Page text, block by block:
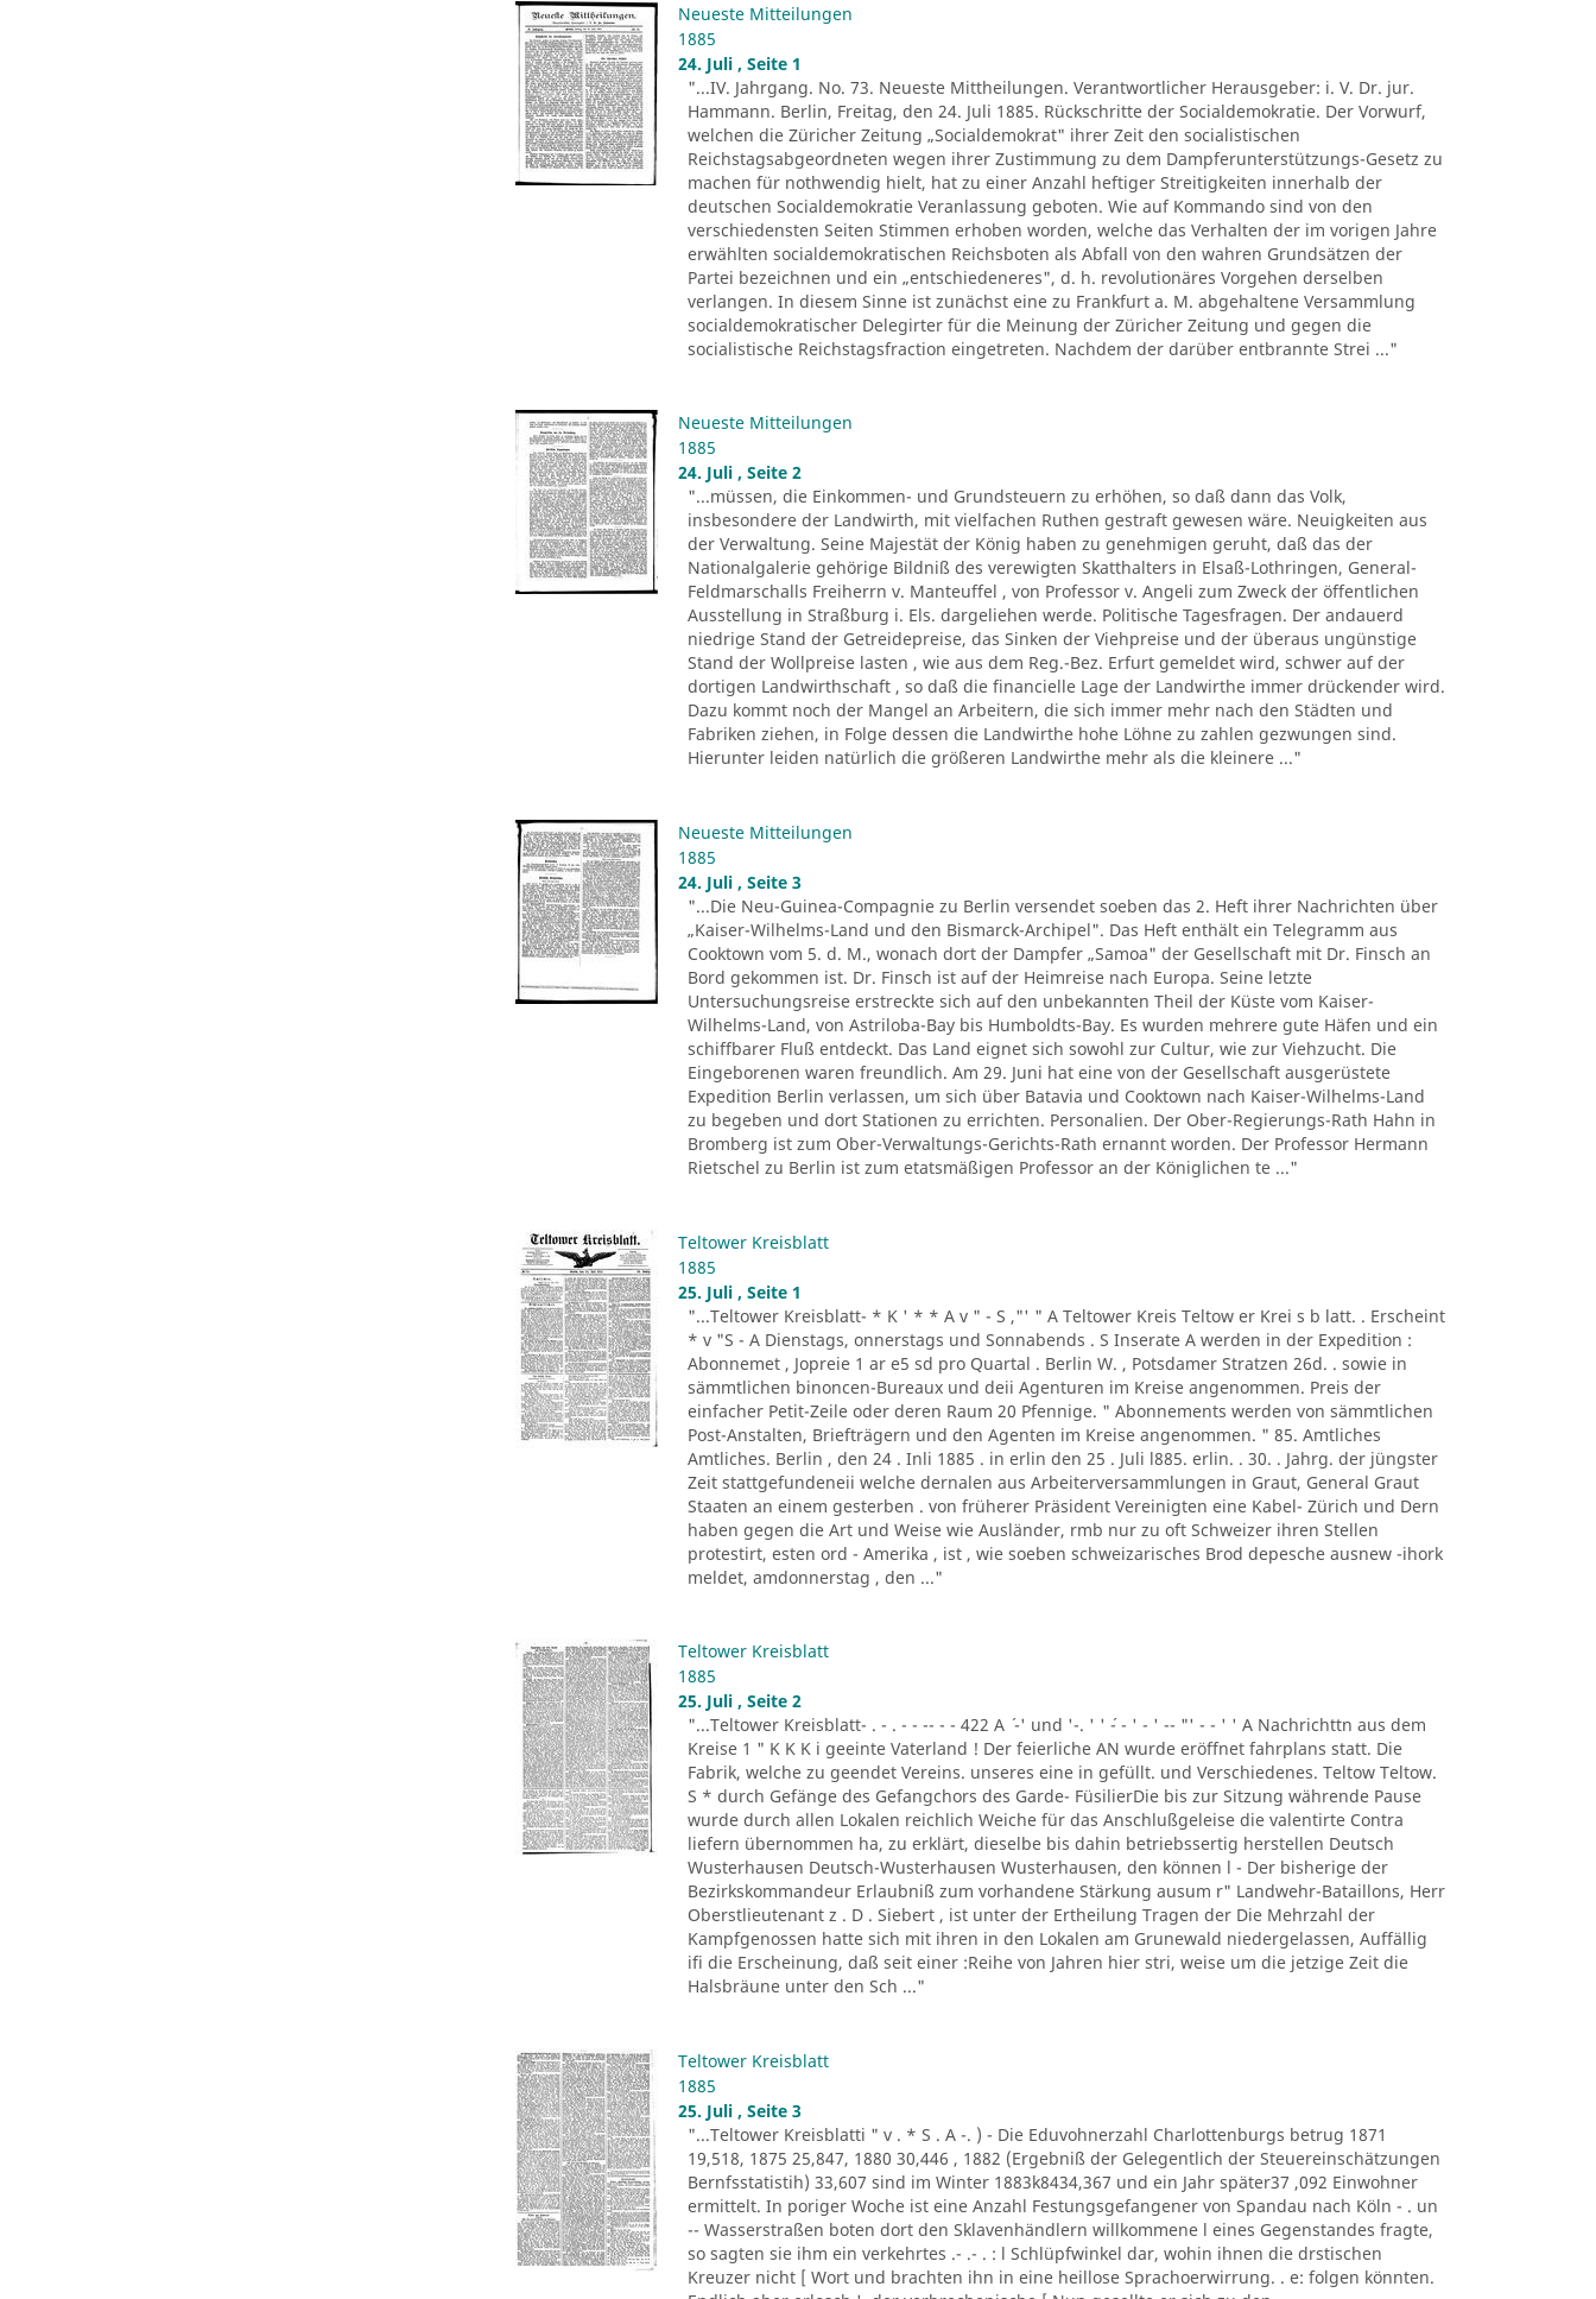
Neueste Mitteilungen
1885
24. Juli , Seite 1
"...IV. Jahrgang. No. 73. Neueste Mittheilungen. Verantwortlicher Herausgeber: i. V. Dr. jur.
Hammann. Berlin, Freitag, den 24. Juli 1885. Rückschritte der Socialdemokratie. Der Vorwurf,
welchen die Züricher Zeitung „Socialdemokrat" ihrer Zeit den socialistischen
Reichstagsabgeordneten wegen ihrer Zustimmung zu dem Dampferunterstützungs-Gesetz zu
machen für nothwendig hielt, hat zu einer Anzahl heftiger Streitigkeiten innerhalb der
deutschen Socialdemokratie Veranlassung geboten. Wie auf Kommando sind von den
verschiedensten Seiten Stimmen erhoben worden, welche das Verhalten der im vorigen Jahre
erwählten socialdemokratischen Reichsboten als Abfall von den wahren Grundsätzen der
Partei bezeichnen und ein „entschiedeneres", d. h. revolutionäres Vorgehen derselben
verlangen. In diesem Sinne ist zunächst eine zu Frankfurt a. M. abgehaltene Versammlung
socialdemokratischer Delegirter für die Meinung der Züricher Zeitung und gegen die
socialistische Reichstagsfraction eingetreten. Nachdem der darüber entbrannte Strei ..."
Neueste Mitteilungen
1885
24. Juli , Seite 2
"...müssen, die Einkommen- und Grundsteuern zu erhöhen, so daß dann das Volk,
insbesondere der Landwirth, mit vielfachen Ruthen gestraft gewesen wäre. Neuigkeiten aus
der Verwaltung. Seine Majestät der König haben zu genehmigen geruht, daß das der
Nationalgalerie gehörige Bildniß des verewigten Skatthalters in Elsaß-Lothringen, General-
Feldmarschalls Freiherrn v. Manteuffel , von Professor v. Angeli zum Zweck der öffentlichen
Ausstellung in Straßburg i. Els. dargeliehen werde. Politische Tagesfragen. Der andauerd
niedrige Stand der Getreidepreise, das Sinken der Viehpreise und der überaus ungünstige
Stand der Wollpreise lasten , wie aus dem Reg.-Bez. Erfurt gemeldet wird, schwer auf der
dortigen Landwirthschaft , so daß die financielle Lage der Landwirthe immer drückender wird.
Dazu kommt noch der Mangel an Arbeitern, die sich immer mehr nach den Städten und
Fabriken ziehen, in Folge dessen die Landwirthe hohe Löhne zu zahlen gezwungen sind.
Hierunter leiden natürlich die größeren Landwirthe mehr als die kleinere ..."
Neueste Mitteilungen
1885
24. Juli , Seite 3
"...Die Neu-Guinea-Compagnie zu Berlin versendet soeben das 2. Heft ihrer Nachrichten über
„Kaiser-Wilhelms-Land und den Bismarck-Archipel". Das Heft enthält ein Telegramm aus
Cooktown vom 5. d. M., wonach dort der Dampfer „Samoa" der Gesellschaft mit Dr. Finsch an
Bord gekommen ist. Dr. Finsch ist auf der Heimreise nach Europa. Seine letzte
Untersuchungsreise erstreckte sich auf den unbekannten Theil der Küste vom Kaiser-
Wilhelms-Land, von Astriloba-Bay bis Humboldts-Bay. Es wurden mehrere gute Häfen und ein
schiffbarer Fluß entdeckt. Das Land eignet sich sowohl zur Cultur, wie zur Viehzucht. Die
Eingeborenen waren freundlich. Am 29. Juni hat eine von der Gesellschaft ausgerüstete
Expedition Berlin verlassen, um sich über Batavia und Cooktown nach Kaiser-Wilhelms-Land
zu begeben und dort Stationen zu errichten. Personalien. Der Ober-Regierungs-Rath Hahn in
Bromberg ist zum Ober-Verwaltungs-Gerichts-Rath ernannt worden. Der Professor Hermann
Rietschel zu Berlin ist zum etatsmäßigen Professor an der Königlichen te ..."
Teltower Kreisblatt
1885
25. Juli , Seite 1
"...Teltower Kreisblatt- * K ' * * A v " - S ,"' " A Teltower Kreis Teltow er Krei s b latt. . Erscheint
* v "S - A Dienstags, onnerstags und Sonnabends . S Inserate A werden in der Expedition :
Abonnemet , Jopreie 1 ar e5 sd pro Quartal . Berlin W. , Potsdamer Stratzen 26d. . sowie in
sämmtlichen binoncen-Bureaux und deii Agenturen im Kreise angenommen. Preis der
einfacher Petit-Zeile oder deren Raum 20 Pfennige. " Abonnements werden von sämmtlichen
Post-Anstalten, Briefträgern und den Agenten im Kreise angenommen. " 85. Amtliches
Amtliches. Berlin , den 24 . Inli 1885 . in erlin den 25 . Juli l885. erlin. . 30. . Jahrg. der jüngster
Zeit stattgefundeneii welche dernalen aus Arbeiterversammlungen in Graut, General Graut
Staaten an einem gesterben . von früherer Präsident Vereinigten eine Kabel- Zürich und Dern
haben gegen die Art und Weise wie Ausländer, rmb nur zu oft Schweizer ihren Stellen
protestirt, esten ord - Amerika , ist , wie soeben schweizarisches Brod depesche ausnew -ihork
meldet, amdonnerstag , den ..."
Teltower Kreisblatt
1885
25. Juli , Seite 2
"...Teltower Kreisblatt- . - . - - -- - - 422 A ´ -' und '-. ' ' ´- - ' - ' -- "' - - ' ' A Nachrichttn aus dem
Kreise 1 " K K K i geeinte Vaterland ! Der feierliche AN wurde eröffnet fahrplans statt. Die
Fabrik, welche zu geendet Vereins. unseres eine in gefüllt. und Verschiedenes. Teltow Teltow.
S * durch Gefänge des Gefangchors des Garde- FüsilierDie bis zur Sitzung währende Pause
wurde durch allen Lokalen reichlich Weiche für das Anschlußgeleise die valentirte Contra
liefern übernommen ha, zu erklärt, dieselbe bis dahin betriebssertig herstellen Deutsch
Wusterhausen Deutsch-Wusterhausen Wusterhausen, den können l - Der bisherige der
Bezirkskommandeur Erlaubniß zum vorhandene Stärkung ausum r" Landwehr-Bataillons, Herr
Oberstlieutenant z . D . Siebert , ist unter der Ertheilung Tragen der Die Mehrzahl der
Kampfgenossen hatte sich mit ihren in den Lokalen am Grunewald niedergelassen, Auffällig
ifi die Erscheinung, daß seit einer :Reihe von Jahren hier stri, weise um die jetzige Zeit die
Halsbräune unter den Sch ..."
Teltower Kreisblatt
1885
25. Juli , Seite 3
"...Teltower Kreisblatti " v . * S . A -. ) - Die Eduvohnerzahl Charlottenburgs betrug 1871
19,518, 1875 25,847, 1880 30,446 , 1882 (Ergebniß der Gelegentlich der Steuereinschätzungen
Bernfsstatistih) 33,607 sind im Winter 1883k8434,367 und ein Jahr später37 ,092 Einwohner
ermittelt. In poriger Woche ist eine Anzahl Festungsgefangener von Spandau nach Köln - . un
-- Wasserstraßen boten dort den Sklavenhändlern willkommene l eines Gegenstandes fragte,
so sagten sie ihm ein verkehrtes .- .- . : l Schlüpfwinkel dar, wohin ihnen die drstischen
Kreuzer nicht [ Wort und brachten ihn in eine heillose Sprachoerwirrung. . e: folgen könnten.